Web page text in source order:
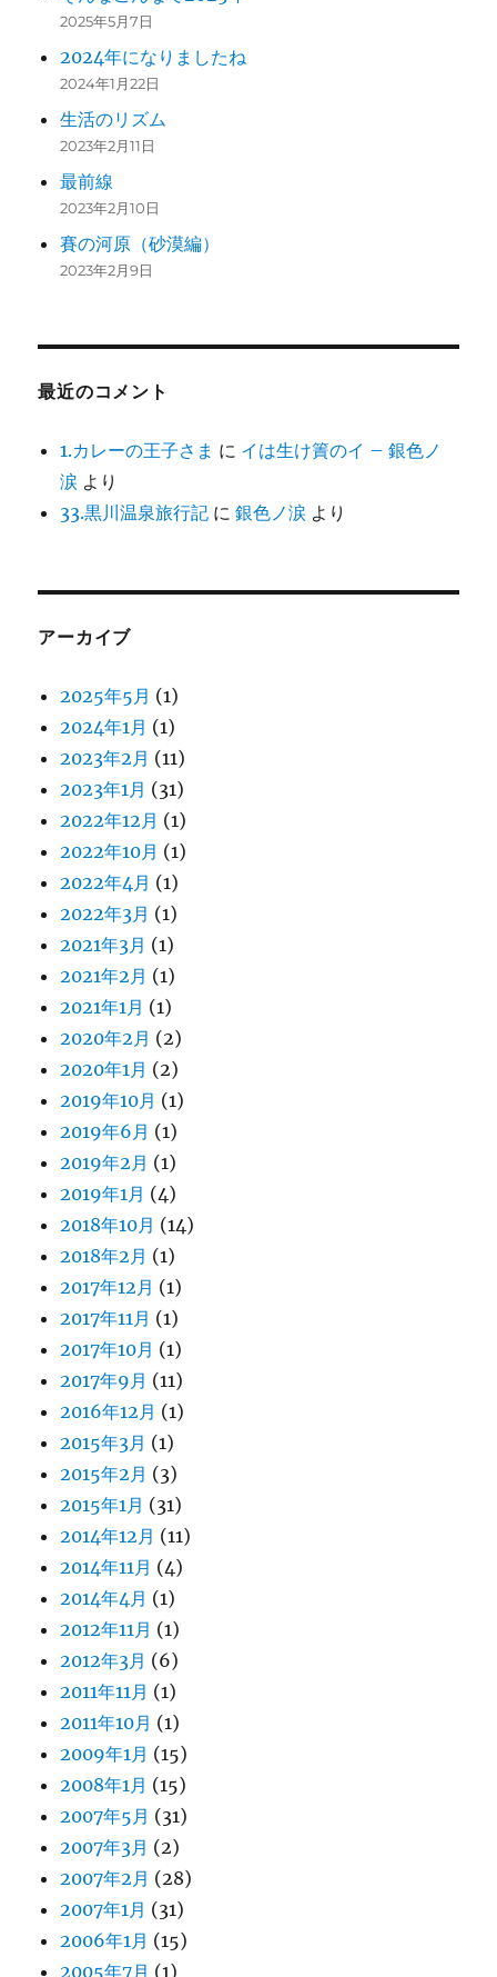
2025年5月7日
2024年になりましたね
2024年1月22日
生活のリズム
2023年2月11日
最前線
2023年2月10日
賽の河原（砂漠編）
2023年2月9日
最近のコメント
1.カレーの王子さま に イは生け簀のイ – 銀色ノ
涙 より
33.黒川温泉旅行記 に銀色ノ涙 より
アーカイブ
2025年5月 (1)
2024年1月 (1)
2023年2月 (11)
2023年1月 (31)
2022年12月 (1)
2022年10月 (1)
2022年4月 (1)
2022年3月 (1)
2021年3月 (1)
2021年2月 (1)
2021年1月 (1)
2020年2月 (2)
2020年1月 (2)
2019年10月 (1)
2019年6月 (1)
2019年2月 (1)
2019年1月 (4)
2018年10月 (14)
2018年2月 (1)
2017年12月 (1)
2017年11月 (1)
2017年10月 (1)
2017年9月 (11)
2016年12月 (1)
2015年3月 (1)
2015年2月 (3)
2015年1月 (31)
2014年12月 (11)
2014年11月 (4)
2014年4月 (1)
2012年11月 (1)
2012年3月 (6)
2011年11月 (1)
2011年10月 (1)
2009年1月 (15)
2008年1月 (15)
2007年5月 (31)
2007年3月 (2)
2007年2月 (28)
2007年1月 (31)
2006年1月 (15)
2005年7月 (1)